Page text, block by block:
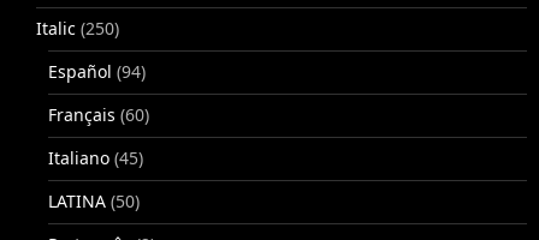
Italic (250)
Español (94)
Français (60)
Italiano (45)
LATINA (50)